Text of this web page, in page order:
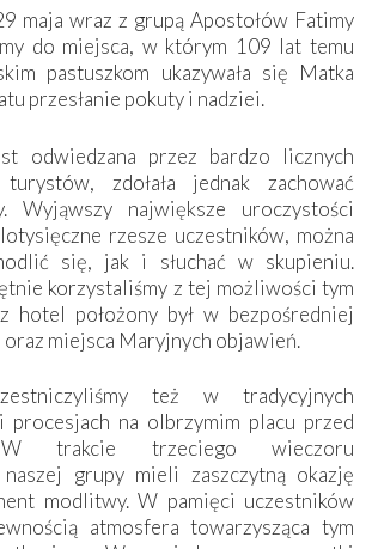
maja wraz z grupą Apostołów Fatimy
do miejsca, w którym 109 lat temu
pastuszkom ukazywała się Matka
przesłanie pokuty i nadziei.
odwiedzana przez bardzo licznych
zdołała jednak zachować
Wyjąwszy największe uroczystości
rzesze uczestników, można
się, jak i słuchać w skupieniu.
korzystaliśmy z tej możliwości tym
hotel położony był w bezpośredniej
miejsca Maryjnych objawień.
też w tradycyjnych
procesjach na olbrzymim placu przed
W trakcie trzeciego wieczoru
grupy mieli zaszczytną okazję
modlitwy. W pamięci uczestników
atmosfera towarzysząca tym